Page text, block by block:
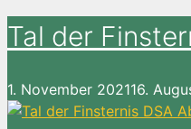
Tal der
1. November 202116.